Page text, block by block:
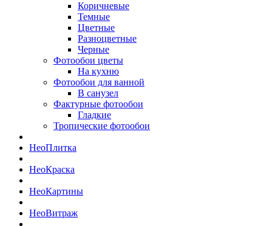
Коричневые
Темные
Цветные
Разноцветные
Черные
Фотообои цветы
На кухню
Фотообои для ванной
В санузел
Фактурные фотообои
Гладкие
Тропические фотообои
НеоПлитка
НеоКраска
НеоКартины
НеоВитраж